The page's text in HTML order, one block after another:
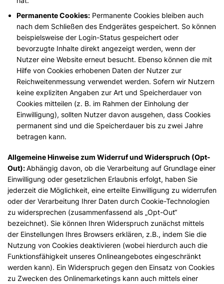
Permanente Cookies:Permanente Cookies bleiben auch
nach dem Schließen des Endgerätes gespeichert. So können
beispielsweise der Login-Status gespeichert oder
bevorzugte Inhalte direkt angezeigt werden, wenn der
Nutzer eine Website erneut besucht. Ebenso können die mit
Hilfe von Cookies erhobenen Daten der Nutzer zur
Reichweitenmessung verwendet werden. Sofern wir Nutzern
keine expliziten Angaben zur Art und Speicherdauer von
Cookies mitteilen (z. B. im Rahmen der Einholung der
Einwilligung), sollten Nutzer davon ausgehen, dass Cookies
permanent sind und die Speicherdauer bis zu zwei Jahre
betragen kann.
Allgemeine Hinweise zum Widerruf und Widerspruch (Opt-
Out):Abhängig davon, ob die Verarbeitung auf Grundlage einer
Einwilligung oder gesetzlichen Erlaubnis erfolgt, haben Sie
jederzeit die Möglichkeit, eine erteilte Einwilligung zu widerrufen
oder der Verarbeitung Ihrer Daten durch Cookie-Technologien
zu widersprechen (zusammenfassend als „Opt-Out“
bezeichnet). Sie können Ihren Widerspruch zunächst mittels
der Einstellungen Ihres Browsers erklären, z.B., indem Sie die
Nutzung von Cookies deaktivieren (wobei hierdurch auch die
Funktionsfähigkeit unseres Onlineangebotes eingeschränkt
werden kann). Ein Widerspruch gegen den Einsatz von Cookies
zu Zwecken des Onlinemarketings kann auch mittels einer